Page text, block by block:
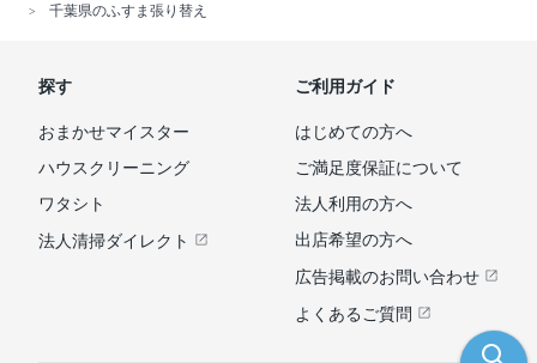
千葉県のふすま張り替え
探す
おまかせマイスター
ハウスクリーニング
ワタシト
法人清掃ダイレクト
ご利用ガイド
はじめての方へ
ご満足度保証について
法人利用の方へ
出店希望の方へ
広告掲載のお問い合わせ
よくあるご質問